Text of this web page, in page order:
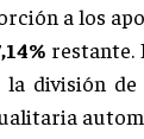
a los
restante.
división